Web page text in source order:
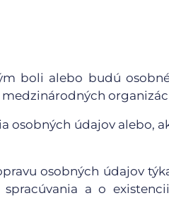
boli alebo budú
osobných údajov alebo,
osobných údajov
a o